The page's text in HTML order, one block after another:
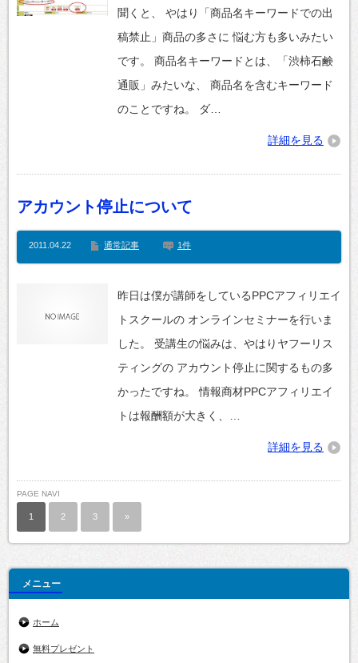
聞くと、 やはり「商品名キーワードでの出
稿禁止」商品の多さに 悩む方も多いみたい
です。 商品名キーワードとは、「渋柿石鹸
通販」みたいな、 商品名を含むキーワード
のことですね。 ダ…
詳細を見る
アカウント停止について
2011.04.22 通常記事 1件
昨日は僕が講師をしているPPCアフィリエイ
トスクールの オンラインセミナーを行いま
した。 受講生の悩みは、やはりヤフーリス
ティングの アカウント停止に関するもの多
かったですね。 情報商材PPCアフィリエイ
トは報酬額が大きく、…
詳細を見る
PAGE NAVI
1 2 3 »
メニュー
ホーム
無料プレゼント